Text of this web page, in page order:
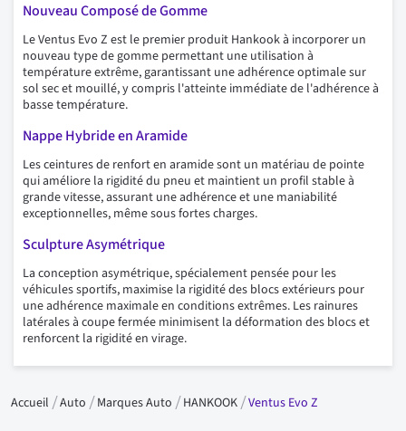
Nouveau Composé de Gomme
Le Ventus Evo Z est le premier produit Hankook à incorporer un
nouveau type de gomme permettant une utilisation à
température extrême, garantissant une adhérence optimale sur
sol sec et mouillé, y compris l'atteinte immédiate de l'adhérence à
basse température.
Nappe Hybride en Aramide
Les ceintures de renfort en aramide sont un matériau de pointe
qui améliore la rigidité du pneu et maintient un profil stable à
grande vitesse, assurant une adhérence et une maniabilité
exceptionnelles, même sous fortes charges.
Sculpture Asymétrique
La conception asymétrique, spécialement pensée pour les
véhicules sportifs, maximise la rigidité des blocs extérieurs pour
une adhérence maximale en conditions extrêmes. Les rainures
latérales à coupe fermée minimisent la déformation des blocs et
renforcent la rigidité en virage.
Accueil Auto Marques Auto HANKOOK Ventus Evo Z